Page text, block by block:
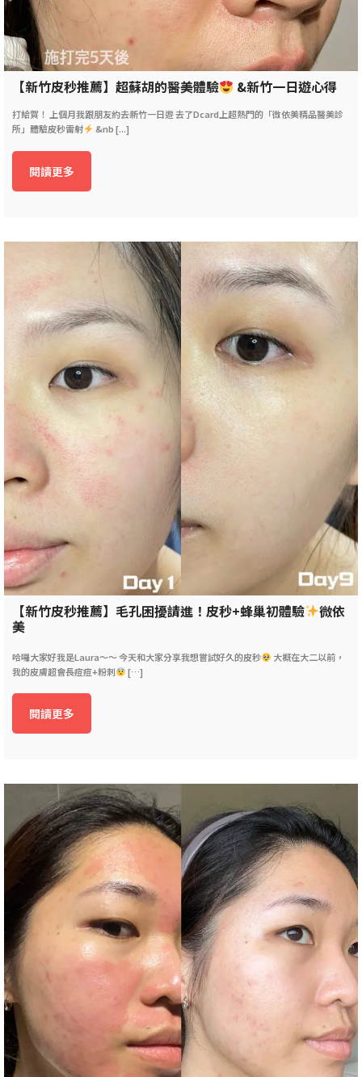
【新竹皮秒推薦】超蘇胡的醫美體驗 &新竹一日遊心得
打給賀！ 上個月我跟朋友約去新竹一日遊 去了Dcard上超熱門的「微依美精品醫美診
所」體驗皮秒雷射
&nb [...]
閱讀更多
【新竹皮秒推薦】毛孔困擾請進！皮秒+蜂巢初體驗 微依
美
哈囉大家好我是Laura～～ 今天和大家分享我想嘗試好久的皮秒
大概在大二以前，
我的皮膚超會長痘痘+粉刺
[…]
閱讀更多